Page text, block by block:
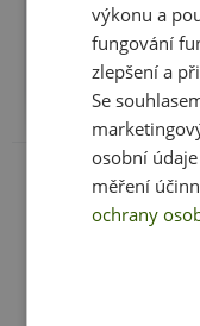
Sacharidy:
Z toho cukry:
Bílkoviny:
Složení: 58%
(kakaová hmota
prášku), kakové
výkonu a
fungování
zlepšení a
Se
osobní
měření
ochrany